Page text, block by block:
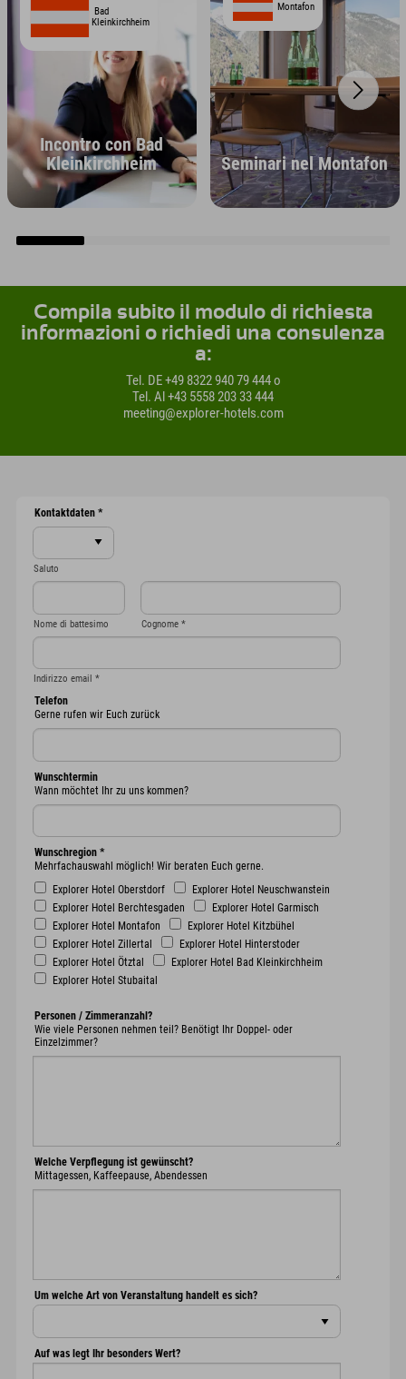
Bad
Kleinkirchheim
Incontro con Bad
Kleinkirchheim
Montafon
Seminari nel Montafon
Compila subito il modulo di richiesta
informazioni o richiedi una consulenza
a:
Tel. DE +49 8322 940 79 444 o
Tel. Al +43 5558 203 33 444
meeting@explorer-hotels.com
Kontaktdaten *
Saluto
Nome di battesimo Cognome *
Indirizzo email *
Telefon
Gerne rufen wir Euch zurück
Wunschtermin
Wann möchtet Ihr zu uns kommen?
Wunschregion *
Mehrfachauswahl möglich! Wir beraten Euch gerne.
Explorer Hotel Oberstdorf
Explorer Hotel Neuschwanstein
Explorer Hotel Berchtesgaden
Explorer Hotel Garmisch
Explorer Hotel Montafon
Explorer Hotel Kitzbühel
Explorer Hotel Zillertal
Explorer Hotel Hinterstoder
Explorer Hotel Ötztal
Explorer Hotel Bad Kleinkirchheim
Explorer Hotel Stubaital
Personen / Zimmeranzahl?
Wie viele Personen nehmen teil? Benötigt Ihr Doppel- oder
Einzelzimmer?
Welche Verpflegung ist gewünscht?
Mittagessen, Kaffeepause, Abendessen
Um welche Art von Veranstaltung handelt es sich?
Auf was legt Ihr besonders Wert?